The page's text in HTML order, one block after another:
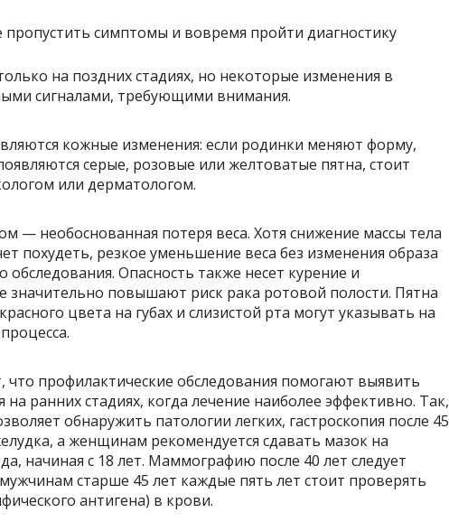
на поздних стадиях, но некоторые изменения в
сигналами, требующими внимания.
кожные изменения: если родинки меняют форму,
серые, розовые или желтоватые пятна, стоит
или дерматологом.
— необоснованная потеря веса. Хотя снижение массы тела
похудеть, резкое уменьшение веса без изменения образа
Опасность также несет курение и
значительно повышают риск рака ротовой полости. Пятна
цвета на губах и слизистой рта могут указывать на
профилактические обследования помогают выявить
на ранних стадиях, когда лечение наиболее эффективно. Так,
обнаружить патологии легких, гастроскопия после 45
а женщинам рекомендуется сдавать мазок на
начиная с 18 лет. Маммографию после 40 лет следует
старше 45 лет каждые пять лет стоит проверять
антигена) в крови.